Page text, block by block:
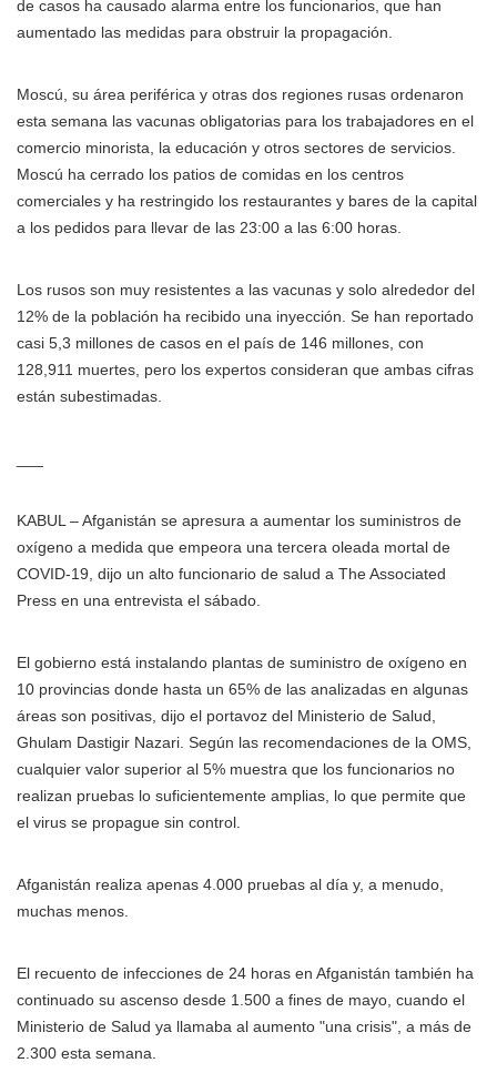
de casos ha causado alarma entre los funcionarios, que han
aumentado las medidas para obstruir la propagación.
Moscú, su área periférica y otras dos regiones rusas ordenaron
esta semana las vacunas obligatorias para los trabajadores en el
comercio minorista, la educación y otros sectores de servicios.
Moscú ha cerrado los patios de comidas en los centros
comerciales y ha restringido los restaurantes y bares de la capital
a los pedidos para llevar de las 23:00 a las 6:00 horas.
Los rusos son muy resistentes a las vacunas y solo alrededor del
12% de la población ha recibido una inyección. Se han reportado
casi 5,3 millones de casos en el país de 146 millones, con
128,911 muertes, pero los expertos consideran que ambas cifras
están subestimadas.
KABUL – Afganistán se apresura a aumentar los suministros de
oxígeno a medida que empeora una tercera oleada mortal de
COVID-19, dijo un alto funcionario de salud a The Associated
Press en una entrevista el sábado.
El gobierno está instalando plantas de suministro de oxígeno en
10 provincias donde hasta un 65% de las analizadas en algunas
áreas son positivas, dijo el portavoz del Ministerio de Salud,
Ghulam Dastigir Nazari. Según las recomendaciones de la OMS,
cualquier valor superior al 5% muestra que los funcionarios no
realizan pruebas lo suficientemente amplias, lo que permite que
el virus se propague sin control.
Afganistán realiza apenas 4.000 pruebas al día y, a menudo,
muchas menos.
El recuento de infecciones de 24 horas en Afganistán también ha
continuado su ascenso desde 1.500 a fines de mayo, cuando el
Ministerio de Salud ya llamaba al aumento "una crisis", a más de
2.300 esta semana.